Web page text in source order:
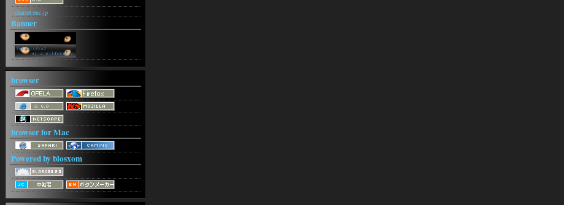
charset:euc-jp
Banner
browser
browser for Mac
Powered by blosxom